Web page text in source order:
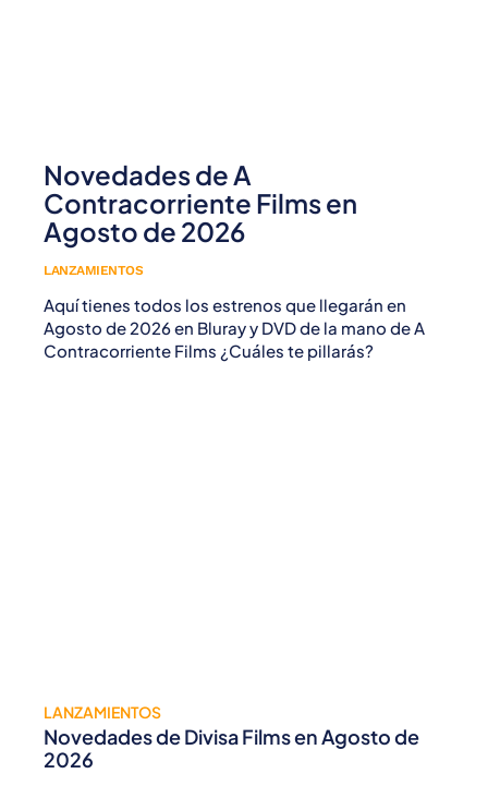
Novedades de A
Contracorriente Films en
Agosto de 2026
LANZAMIENTOS
Aquí tienes todos los estrenos que llegarán en
Agosto de 2026 en Bluray y DVD de la mano de A
Contracorriente Films ¿Cuáles te pillarás?
LANZAMIENTOS
Novedades de Divisa Films en Agosto de
2026